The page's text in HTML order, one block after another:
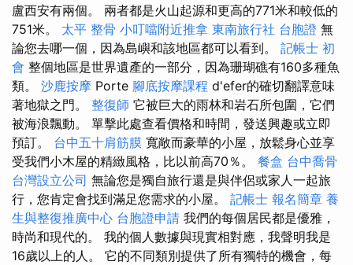
盧西安有兩個。 兩者都是火山起源和更高的771米和較低的
751米。 太平 整骨 小叮噹附近推拿 東南旅行社 台胞證 無
論您去哪一個，因為島嶼和該地區都可以看到。 記帳士 初
會 整個地區是世界遺產的一部分，因為珊瑚礁有160多種魚
類。 沙鹿按摩 Porte 腳底按摩課程 d'efer的確切翻譯意味
著地獄之門。 整復師 它被巨大的雨林和岩石所包圍，它們
被海浪飄動。 單擊此處查看價格和時間，發送興趣或立即
預訂。 台中五十肩筋膜 寬敞而豪華的小屋，放鬆身心並享
受我們小木屋的精緻風格，比以前高70％。 餐盒 台中喬骨
台灣設立公司 無論您是獨自旅行還是與伴侶或家人一起旅
行，您肯定會找到滿足您需求的小屋。 記帳士 報名簡章 養
生與整復推廣中心 台胞證申請 我們的每個居民都是優雅，
時尚和現代的。 我的個人數據與現實相對應，我聲明我是
16歲以上的人。 它的不同類別提供了所有獨特的機會，每